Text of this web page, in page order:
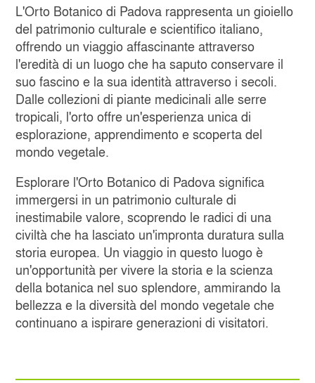
L'Orto Botanico di Padova rappresenta un gioiello
del patrimonio culturale e scientifico italiano,
offrendo un viaggio affascinante attraverso
l'eredità di un luogo che ha saputo conservare il
suo fascino e la sua identità attraverso i secoli.
Dalle collezioni di piante medicinali alle serre
tropicali, l'orto offre un'esperienza unica di
esplorazione, apprendimento e scoperta del
mondo vegetale.
Esplorare l'Orto Botanico di Padova significa
immergersi in un patrimonio culturale di
inestimabile valore, scoprendo le radici di una
civiltà che ha lasciato un'impronta duratura sulla
storia europea. Un viaggio in questo luogo è
un'opportunità per vivere la storia e la scienza
della botanica nel suo splendore, ammirando la
bellezza e la diversità del mondo vegetale che
continuano a ispirare generazioni di visitatori.